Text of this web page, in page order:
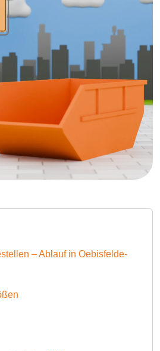
– Ablauf in Oebisfelde-